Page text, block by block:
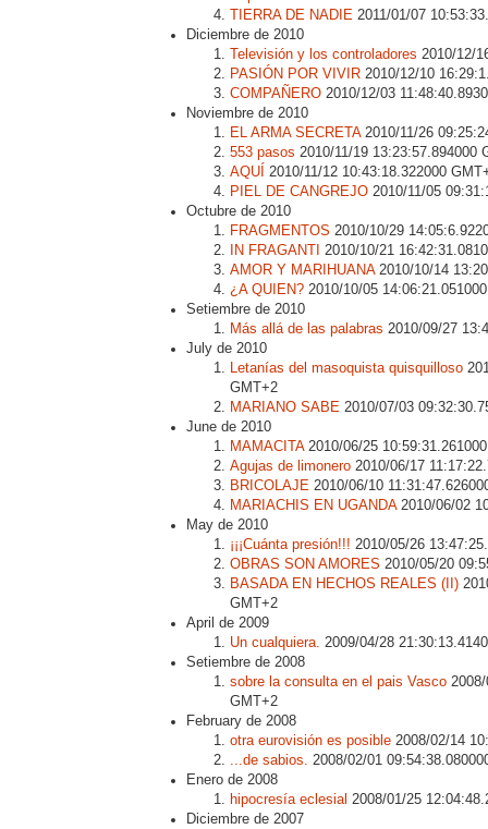
TIERRA DE NADIE 2011/01/07
Diciembre de 2010
Televisión y los controladores 2010/12/
PASIÓN POR VIVIR 2010/12/10
COMPAÑERO 2010/12/03
Noviembre de 2010
EL ARMA SECRETA2010/11/26
553 pasos 2010/11/19 13:23:57.894000
AQUÍ
2010/11/12 10:43:18.322000
PIEL DE CANGREJO 2010/11/05
Octubre de 2010
FRAGMENTOS 2010/10/29
IN FRAGANTI
2010/10/21
AMOR Y MARIHUANA2010/10/14
¿A QUIEN? 2010/10/05
Setiembre de 2010
Más allá de las palabras 2010/09/27
July de 2010
Letanías del masoquista quisquilloso
GMT+2
MARIANO SABE 2010/07/03
June de 2010
MAMACITA2010/06/25
Agujas de limonero 2010/06/17
BRICOLAJE 2010/06/10
MARIACHIS EN UGANDA2010/06/02
May de 2010
¡¡¡Cuánta presión!!! 2010/05/26
OBRAS SON AMORES 2010/05/20
BASADA EN HECHOS REALES (II)
GMT+2
April de 2009
Un cualquiera.
2009/04/28
Setiembre de 2008
sobre la consulta en el pais Vasco
GMT+2
February de 2008
otra eurovisión es posible 2008/02/14
...de sabios.
2008/02/01
Enero de 2008
hipocresía eclesial 2008/01/25
Diciembre de 2007